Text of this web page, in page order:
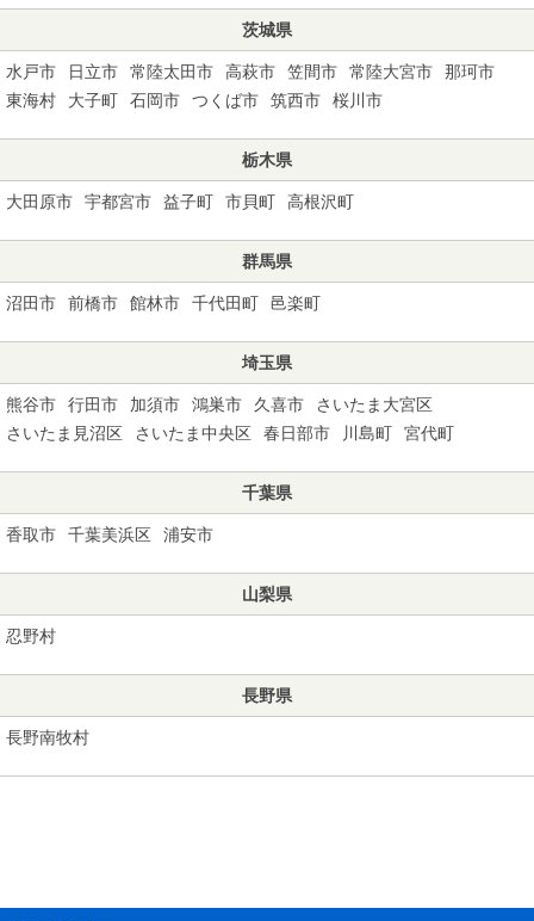
茨城県
水戸市 日立市 常陸太田市 高萩市 笠間市 常陸大宮市
那珂市
東海村
大子町 石岡市 つくば市 筑西市 桜川市
栃木県
大田原市 宇都宮市 益子町 市貝町 高根沢町
群馬県
沼田市 前橋市 館林市 千代田町 邑楽町
埼玉県
熊谷市 行田市 加須市 鴻巣市 久喜市
さいたま大宮区
さいたま見沼区
さいたま中央区 春日部市 川島町 宮代町
千葉県
香取市 千葉美浜区 浦安市
山梨県
忍野村
長野県
長野南牧村